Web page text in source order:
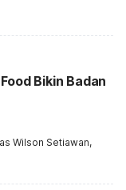
Bikin Badan
Wilson Setiawan,